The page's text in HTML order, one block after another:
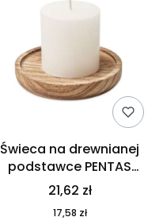
Świeca na drewnianej
podstawce PENTAS
MO6282-40
21,62 zł
17,58 zł